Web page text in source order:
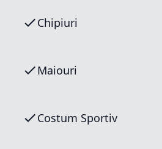
Chipiuri
Maiouri
Costum Sportiv